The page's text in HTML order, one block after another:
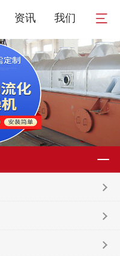
资讯 我们